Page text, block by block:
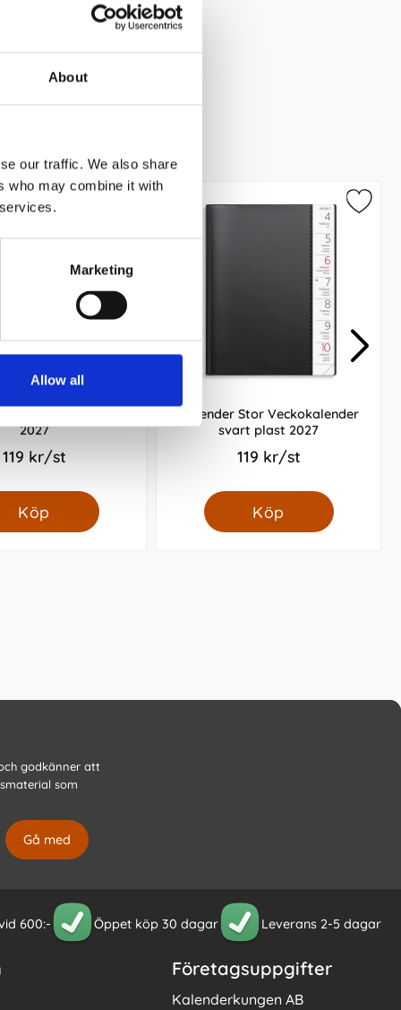
About
our traffic. We also share
who may combine it with
Marketing
Allow all
2027
119 kr/st
Köp
Kalender Stor Veckokalender
svart plast 2027
119 kr/st
Köp
godkänner att
som
600:- Öppet köp 30 dagar Leverans 2-5 dagar
Företagsuppgifter
Kalenderkungen AB